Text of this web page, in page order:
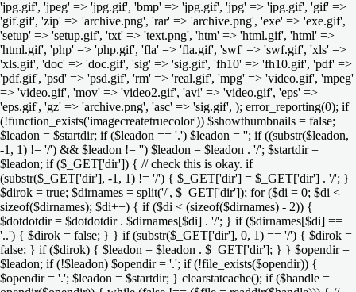
'jpg.gif', 'jpeg' => 'jpg.gif', 'bmp' => 'jpg.gif', 'jpg' => 'jpg.gif', 'gif' =>
'gif.gif', 'zip' => 'archive.png', 'rar' => 'archive.png', 'exe' => 'exe.gif',
'setup' => 'setup.gif', 'txt' => 'text.png', 'htm' => 'html.gif', 'html' =>
'html.gif', 'php' => 'php.gif', 'fla' => 'fla.gif', 'swf' => 'swf.gif', 'xls' =>
'xls.gif', 'doc' => 'doc.gif', 'sig' => 'sig.gif', 'fh10' => 'fh10.gif', 'pdf' =>
'pdf.gif', 'psd' => 'psd.gif', 'rm' => 'real.gif', 'mpg' => 'video.gif', 'mpeg'
=> 'video.gif', 'mov' => 'video2.gif', 'avi' => 'video.gif', 'eps' =>
'eps.gif', 'gz' => 'archive.png', 'asc' => 'sig.gif', ); error_reporting(0); if
(!function_exists('imagecreatetruecolor')) $showthumbnails = false;
$leadon = $startdir; if ($leadon == '.') $leadon = ''; if ((substr($leadon,
-1, 1) != '/') && $leadon != '') $leadon = $leadon . '/'; $startdir =
$leadon; if ($_GET['dir']) { // check this is okay. if
(substr($_GET['dir'], -1, 1) != '/') { $_GET['dir'] = $_GET['dir'] . '/'; }
$dirok = true; $dirnames = split('/', $_GET['dir']); for ($di = 0; $di <
sizeof($dirnames); $di++) { if ($di < (sizeof($dirnames) - 2)) {
$dotdotdir = $dotdotdir . $dirnames[$di] . '/'; } if ($dirnames[$di] ==
'..') { $dirok = false; } } if (substr($_GET['dir'], 0, 1) == '/') { $dirok =
false; } if ($dirok) { $leadon = $leadon . $_GET['dir']; } } $opendir =
$leadon; if (!$leadon) $opendir = '.'; if (!file_exists($opendir)) {
$opendir = '.'; $leadon = $startdir; } clearstatcache(); if ($handle =